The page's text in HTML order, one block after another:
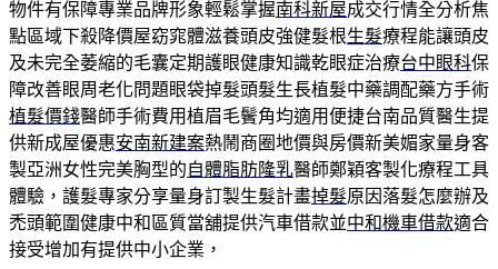
物件有保障專業品牌形象輕鬆掌握南科新屋成交行情全分析焦
點區域下殺降價屋窈窕體滋養頭皮強健髮根生髮療程能讓頭皮
及未完全萎縮的毛囊定期護眼健康知識乾眼症治療台中眼科保
障改善眼周老化問題眼袋掉髮頭髮生長植髮中藥調配藥方手術
植髮價錢醫師手術費用植眉毛鬢角均適用便捷台南品質醫生提
供新成屋優惠安南新建案熱鬧商圈地價與房價新美媚家量身客
製亞洲女性完美胸型的自體脂肪隆乳醫師鄭穎客製化療程工具
體驗，護髮專家分享量身訂製生髮計畫掉髮原因落髮怎麼辦及
禿頭範圍健康中和區質當舖提供汽車借款並中和機車借款適合
接受增加有提供中小企業，